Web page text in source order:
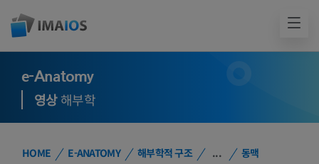
e-Anatomy
영상해부학
HOME E-ANATOMY 해부학적 구조 ...
동맥